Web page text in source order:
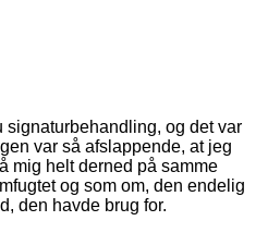
og det var
var så afslappende, at jeg
mig helt derned på samme
og som om, den endelig
den havde brug for.